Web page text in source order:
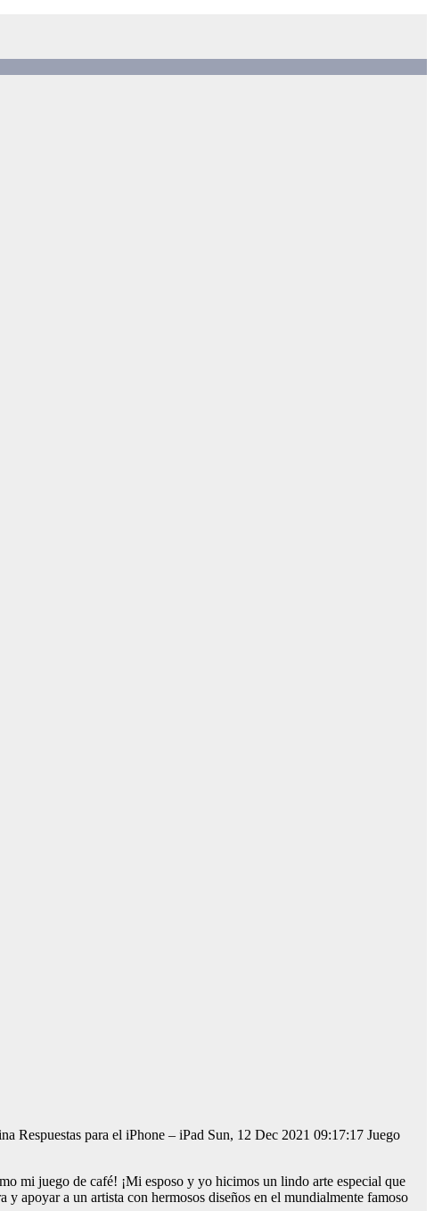
Respuestas para el iPhone – iPad Sun, 12 Dec 2021 09:17:17 Juego
mi juego de café! ¡Mi esposo y yo hicimos un lindo arte especial que
apoyar a un artista con hermosos diseños en el mundialmente famoso